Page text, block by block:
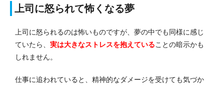
上司に怒られて怖くなる夢
上司に怒られるのは怖いものですが、夢の中でも同様に感じ
ていたら、 実は大きなストレスを抱えていることの暗示かも
しれません。
仕事に追われていると、精神的なダメージを受けても気づか